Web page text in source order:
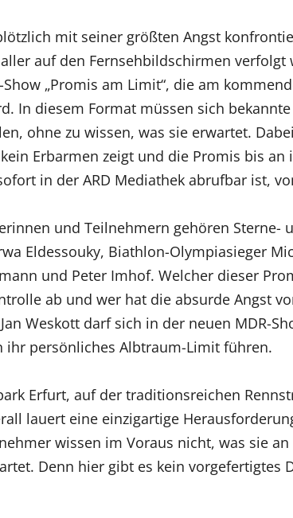
mit seiner größten Angst
auf den Fernsehbildschirmen verfolgt
„Promis am Limit“, die am
In diesem Format müssen sich
ohne zu wissen, was sie erwartet.
Erbarmen zeigt und die Promis bis
in der ARD Mediathek abrufbar ist,
und Teilnehmern gehören Sterne-
Eldessouky, Biathlon-Olympiasieger
und Peter Imhof. Welcher dieser
ab und wer hat die absurde Angst
Weskott darf sich in der neuen MDR-
ihr persönliches Albtraum-Limit führen.
Erfurt, auf der traditionsreichen
lauert eine einzigartige
wissen im Voraus nicht, was sie
Denn hier gibt es kein vorgefertigtes